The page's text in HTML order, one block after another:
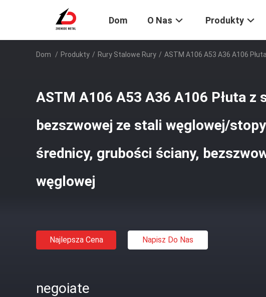
Dom O Nas Produkty
Dom / Produkty / Rury Stalowe Rury / ASTM A106 A53 A36 A106
ASTM A106 A53 A36 A106 Płuta z
bezszwowej ze stali węglowej/
średnicy, grubości ściany,
węglowej
Najlepsza Cena Napisz Do Nas
negoiate